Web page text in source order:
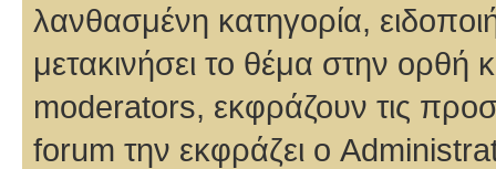
λανθασμένη κατηγορία,
μετακινήσει το θέμα στην
moderators, εκφράζουν τις
forum την εκφράζει ο